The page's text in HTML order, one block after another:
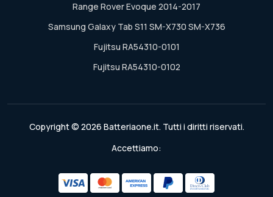
Range Rover Evoque 2014-2017
Samsung Galaxy Tab S11 SM-X730 SM-X736
Fujitsu RA54310-0101
Fujitsu RA54310-0102
Copyright © 2026 Batteriaone.it. Tutti i diritti riservati.
Accettiamo: